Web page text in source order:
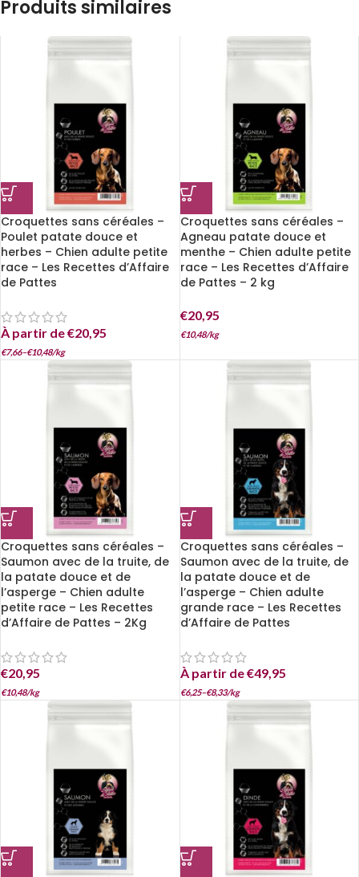
Produits similaires
Croquettes sans céréales –
Poulet patate douce et
herbes – Chien adulte petite
race – Les Recettes d’Affaire
de Pattes
À partir de€20,95
€7,66–€10,48/kg
Croquettes sans céréales –
Agneau patate douce et
menthe – Chien adulte petite
race – Les Recettes d’Affaire
de Pattes – 2 kg
€20,95
€10,48/kg
Croquettes sans céréales –
Saumon avec de la truite, de
la patate douce et de
l’asperge – Chien adulte
petite race – Les Recettes
d’Affaire de Pattes – 2Kg
€20,95
€10,48/kg
Croquettes sans céréales –
Saumon avec de la truite, de
la patate douce et de
l’asperge – Chien adulte
grande race – Les Recettes
d’Affaire de Pattes
À partir de€49,95
€6,25–€8,33/kg